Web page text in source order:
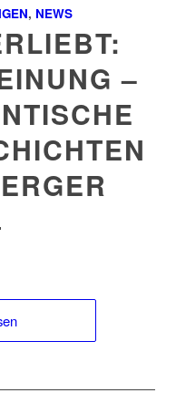
, NEWS
–